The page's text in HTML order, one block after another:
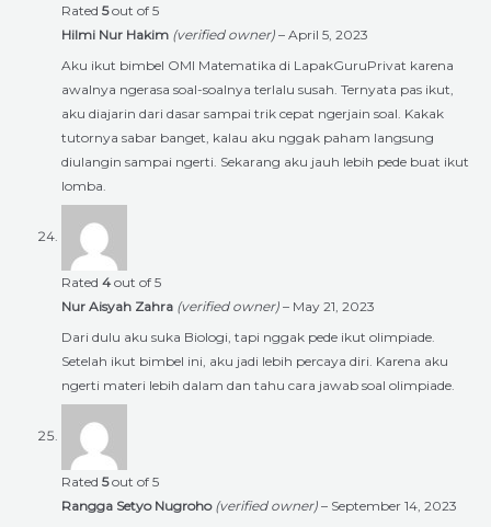
Rated 5out of 5
Hilmi Nur Hakim (verified owner) – April 5, 2023
Aku ikut bimbel OMI Matematika di LapakGuruPrivat karena
awalnya ngerasa soal-soalnya terlalu susah. Ternyata pas ikut,
aku diajarin dari dasar sampai trik cepat ngerjain soal. Kakak
tutornya sabar banget, kalau aku nggak paham langsung
diulangin sampai ngerti. Sekarang aku jauh lebih pede buat ikut
lomba.
Rated 4 out of 5
Nur Aisyah Zahra (verified owner) – May 21, 2023
Dari dulu aku suka Biologi, tapi nggak pede ikut olimpiade.
Setelah ikut bimbel ini, aku jadi lebih percaya diri. Karena aku
ngerti materi lebih dalam dan tahu cara jawab soal olimpiade.
Rated 5out of 5
Rangga Setyo Nugroho (verified owner) – September 14, 2023